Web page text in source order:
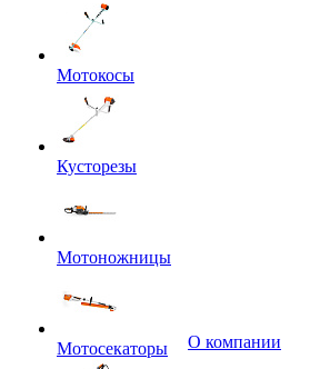
Мотокосы
Кусторезы
Мотоножницы
Мотосекаторы
O компании